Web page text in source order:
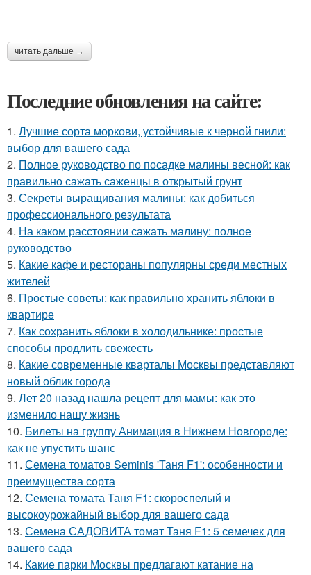
читать дальше →
Последние обновления на сайте:
1. Лучшие сорта моркови, устойчивые к черной гнили:
выбор для вашего сада
2. Полное руководство по посадке малины весной: как
правильно сажать саженцы в открытый грунт
3. Секреты выращивания малины: как добиться
профессионального результата
4. На каком расстоянии сажать малину: полное
руководство
5. Какие кафе и рестораны популярны среди местных
жителей
6. Простые советы: как правильно хранить яблоки в
квартире
7. Как сохранить яблоки в холодильнике: простые
способы продлить свежесть
8. Какие современные кварталы Москвы представляют
новый облик города
9. Лет 20 назад нашла рецепт для мамы: как это
изменило нашу жизнь
10. Билеты на группу Анимация в Нижнем Новгороде:
как не упустить шанс
11. Семена томатов Seminis 'Таня F1': особенности и
преимущества сорта
12. Семена томата Таня F1: скороспелый и
высокоурожайный выбор для вашего сада
13. Семена САДОВИТА томат Таня F1: 5 семечек для
вашего сада
14. Какие парки Москвы предлагают катание на